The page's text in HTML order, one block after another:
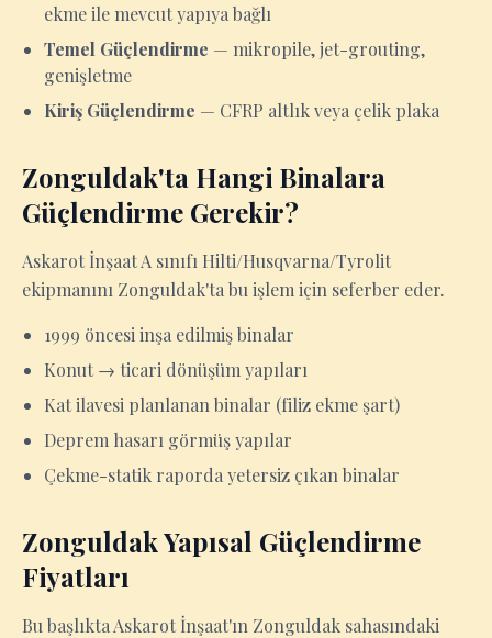
ekme ile mevcut yapıya bağlı
Temel Güçlendirme — mikropile, jet-grouting,
genişletme
Kiriş Güçlendirme — CFRP altlık veya çelik plaka
Zonguldak'ta Hangi Binalara
Güçlendirme Gerekir?
Askarot İnşaat A sınıfı Hilti/Husqvarna/Tyrolit
ekipmanını Zonguldak'ta bu işlem için seferber eder.
1999 öncesi inşa edilmiş binalar
Konut → ticari dönüşüm yapıları
Kat ilavesi planlanan binalar (filiz ekme şart)
Deprem hasarı görmüş yapılar
Çekme-statik raporda yetersiz çıkan binalar
Zonguldak Yapısal Güçlendirme
Fiyatları
Bu başlıkta Askarot İnşaat'ın Zonguldak sahasındaki